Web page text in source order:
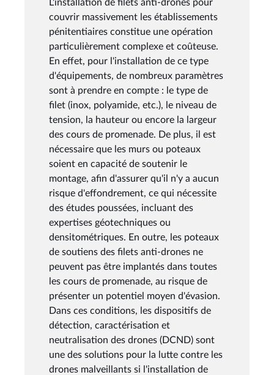
L'installation de filets anti-drones pour
couvrir massivement les établissements
pénitentiaires constitue une opération
particulièrement complexe et coûteuse.
En effet, pour l'installation de ce type
d'équipements, de nombreux paramètres
sont à prendre en compte : le type de
filet (inox, polyamide, etc.), le niveau de
tension, la hauteur ou encore la largeur
des cours de promenade. De plus, il est
nécessaire que les murs ou poteaux
soient en capacité de soutenir le
montage, afin d'assurer qu'il n'y a aucun
risque d'effondrement, ce qui nécessite
des études poussées, incluant des
expertises géotechniques ou
densitométriques. En outre, les poteaux
de soutiens des filets anti-drones ne
peuvent pas être implantés dans toutes
les cours de promenade, au risque de
présenter un potentiel moyen d'évasion.
Dans ces conditions, les dispositifs de
détection, caractérisation et
neutralisation des drones (DCND) sont
une des solutions pour la lutte contre les
drones malveillants si l'installation de